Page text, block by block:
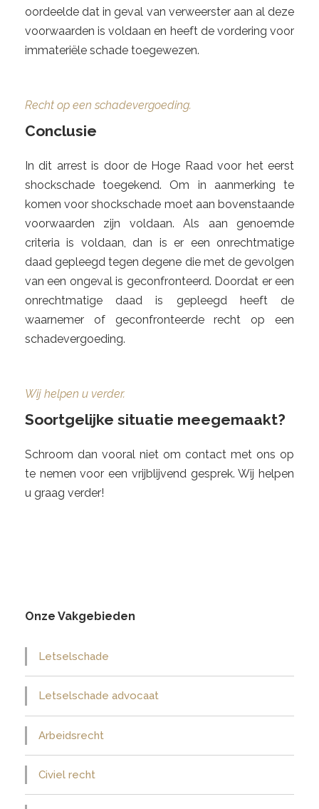
oordeelde dat in geval van verweerster aan al deze
voorwaarden is voldaan en heeft de vordering voor
immateriële schade toegewezen.
Recht op een schadevergoeding.
Conclusie
In dit arrest is door de Hoge Raad voor het eerst
shockschade toegekend. Om in aanmerking te
komen voor shockschade moet aan bovenstaande
voorwaarden zijn voldaan. Als aan genoemde
criteria is voldaan, dan is er een onrechtmatige
daad gepleegd tegen degene die met de gevolgen
van een ongeval is geconfronteerd. Doordat er een
onrechtmatige daad is gepleegd heeft de
waarnemer of geconfronteerde recht op een
schadevergoeding.
Wij helpen u verder.
Soortgelijke situatie meegemaakt?
Schroom dan vooral niet om contact met ons op
te nemen voor een vrijblijvend gesprek. Wij helpen
u graag verder!
Onze Vakgebieden
Letselschade
Letselschade advocaat
Arbeidsrecht
Civiel recht